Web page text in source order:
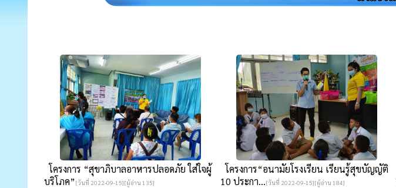
โครงการ “สุขาภิบาลอาหารปลอดภัย ใส่ใจผู้
บริโภค”[วันที่ 2022-09-15][ผู้อ่าน 135]
โครงการ“อนามัยโรงเรียน เรียนรู้สุขบัญญัติ
10 ประกา...[วันที่ 2022-09-15][ผู้อ่าน 184]